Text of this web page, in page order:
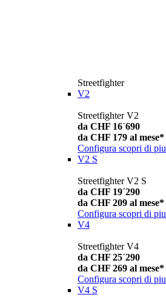
Streetfighter
V2
Streetfighter V2
da CHF 16´690
da CHF 179 al mese*
Configura scopri di piu
V2 S
Streetfighter V2 S
da CHF 19´290
da CHF 209 al mese*
Configura scopri di piu
V4
Streetfighter V4
da CHF 25´290
da CHF 269 al mese*
Configura scopri di piu
V4 S